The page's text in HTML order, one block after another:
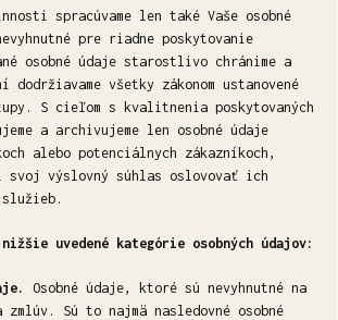
spracúvame len také Vaše osobné
pre riadne poskytovanie
osobné údaje starostlivo chránime a
všetky zákonom ustanovené
S cieľom s kvalitnenia poskytovaných
a archivujeme len osobné údaje
alebo potenciálnych zákazníkoch,
výslovný súhlas oslovovať ich
služieb.
nižšie uvedené kategórie osobných údajov:
Osobné údaje, ktoré sú nevyhnutné na
Sú to najmä nasledovné osobné